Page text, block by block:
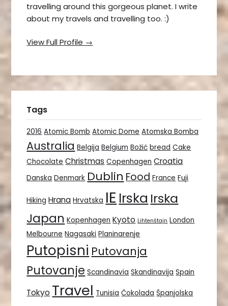
travelling around this gorgeous planet. I write
about my travels and travelling too. :)
View Full Profile →
Tags
2016 Atomic Bomb Atomic Dome Atomska Bomba
Australia Belgija Belgium Božić bread Cake
Chocolate Christmas Copenhagen Croatia
Danska Denmark Dublin Food France Fuji
Hiking Hrana Hrvatska IE Irska Irska
Japan Kopenhagen Kyoto Lihtenštajn London
Melbourne Nagasaki Planinarenje
Putopisni Putovanja
Putovanje Scandinavia Skandinavija Spain
Tokyo Travel Tunisia Čokolada Španjolska